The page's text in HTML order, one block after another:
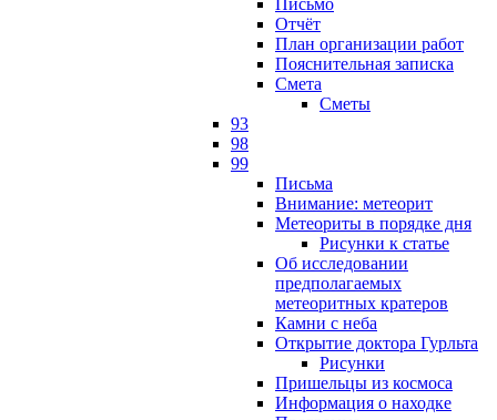
Письмо
Отчёт
План организации работ
Пояснительная записка
Смета
Сметы
93
98
99
Письма
Внимание: метеорит
Метеориты в порядке дня
Рисунки к статье
Об исследовании
предполагаемых
метеоритных кратеров
Камни с неба
Открытие доктора Гурльта
Рисунки
Пришельцы из космоса
Информация о находке